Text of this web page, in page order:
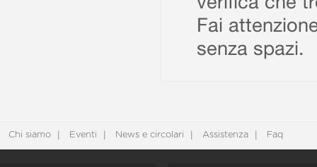
Fai
senza spazi.
Chi siamo Eventi News e circolari Assistenza Faq